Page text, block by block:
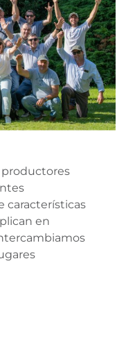
productores
características
en